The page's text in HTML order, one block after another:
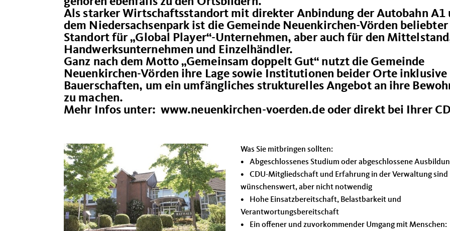
Als starker Wirtschaftsstandort mit direkter Anbindung der Autobahn A1
dem Niedersachsenpark ist die Gemeinde Neuenkirchen-Vörden beliebter
Standort für „Global Player“-Unternehmen, aber auch für den
Handwerksunternehmen und Einzelhändler.
Ganz nach dem Motto „Gemeinsam doppelt Gut“ nutzt die Gemeinde
Neuenkirchen-Vörden ihre Lage sowie Institutionen beider Orte inklusive
Bauerschaften, um ein umfängliches strukturelles Angebot an ihre
zu machen.
Mehr Infos unter: www.neuenkirchen-voerden.de oder direkt bei Ihrer
Was Sie mitbringen sollten:
• Abgeschlossenes Studium oder abgeschlossene
• CDU-Mitgliedschaft und Erfahrung in der Verwaltung sind
wünschenswert, aber nicht notwendig
• Hohe Einsatzbereitschaft, Belastbarkeit und
Verantwortungsbereitschaft
• Ein offener und zuvorkommender Umgang mit Menschen: